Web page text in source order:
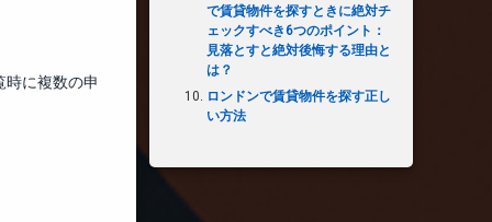
に複数の申
で賃貸物件を探すときに絶対チ
ェックすべき6つのポイント：
見落とすと絶対後悔する理由と
は？
ロンドンで賃貸物件を探す正し
い方法